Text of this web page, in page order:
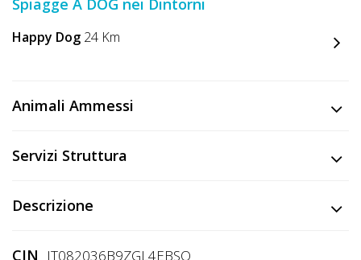
A
DOG
CHIEDI
SCONTO
Tutorial
Spiagge A DOG nei Dintorni
Happy Dog 24 Km
Animali Ammessi
Servizi Struttura
Descrizione
CIN IT082036B9ZGL4EBSO